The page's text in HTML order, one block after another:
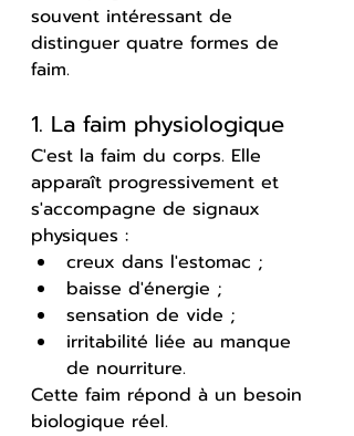
souvent intéressant de
distinguer quatre formes de
faim.
1. La faim physiologique
C'est la faim du corps. Elle
apparaît progressivement et
s'accompagne de signaux
physiques :
creux dans l'estomac ;
baisse d'énergie ;
sensation de vide ;
irritabilité liée au manque
de nourriture.
Cette faim répond à un besoin
biologique réel.